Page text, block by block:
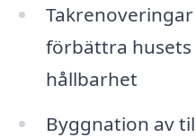
förbättra husets
hållbarhet
Byggnation av